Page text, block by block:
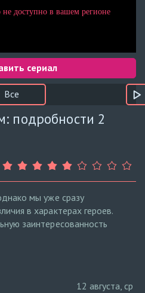
сериал
Все
подробности 2
мы уже сразу
в характерах героев.
заинтересованность
12 августа, ср